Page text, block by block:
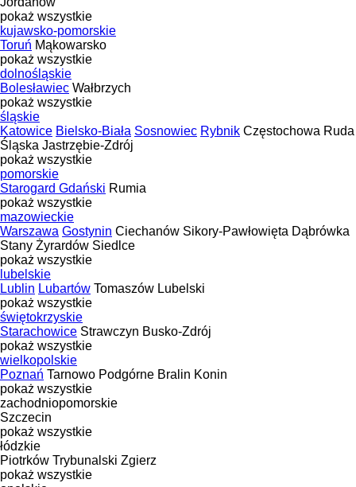
pokaż wszystkie
kujawsko-pomorskie
Toruń Mąkowarsko
pokaż wszystkie
dolnośląskie
Bolesławiec Wałbrzych
pokaż wszystkie
śląskie
Katowice Bielsko-Biała Sosnowiec Rybnik Częstochowa Ruda
Śląska Jastrzębie-Zdrój
pokaż wszystkie
pomorskie
Starogard Gdański Rumia
pokaż wszystkie
mazowieckie
Warszawa Gostynin Ciechanów Sikory-Pawłowięta Dąbrówka
Stany Żyrardów Siedlce
pokaż wszystkie
lubelskie
Lublin Lubartów Tomaszów Lubelski
pokaż wszystkie
świętokrzyskie
Starachowice Strawczyn Busko-Zdrój
pokaż wszystkie
wielkopolskie
Poznań Tarnowo Podgórne Bralin Konin
pokaż wszystkie
zachodniopomorskie
Szczecin
pokaż wszystkie
łódzkie
Piotrków Trybunalski Zgierz
pokaż wszystkie